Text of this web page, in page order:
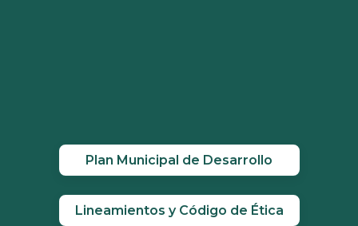
Plan Municipal de Desarrollo
Lineamientos y Código de Ética